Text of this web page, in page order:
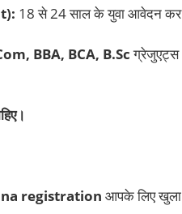
18 से 24 साल के युवा आवेदन कर
BBA, BCA, B.Scग्रेजुएट्स
registration आपके लिए खुला